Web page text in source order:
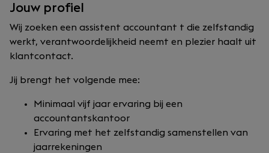
Jouw profiel
Wij zoeken een assistent accountant t die zelfstandig
werkt, verantwoordelijkheid neemt en plezier haalt uit
klantcontact.
Jij brengt het volgende mee:
Minimaal vijf jaar ervaring bij een
accountantskantoor
Ervaring met het zelfstandig samenstellen van
jaarrekeningen